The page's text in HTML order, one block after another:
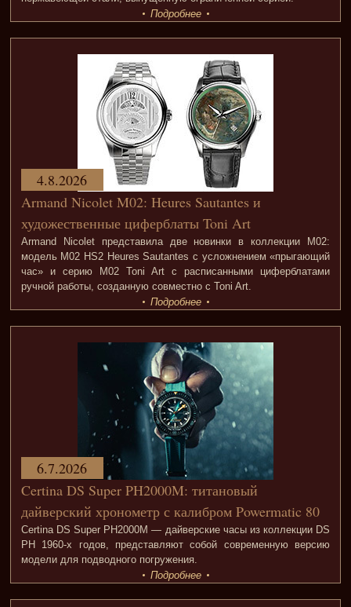
Подробнее
Armand Nicolet M02: Heures Sautantes и
художественные циферблаты Toni Art
Armand Nicolet представила две новинки в коллекции M02:
модель M02 HS2 Heures Sautantes с усложнением «прыгающий
час» и серию M02 Toni Art с расписанными циферблатами
ручной работы, созданную совместно с Toni Art.
4.8.2026
Подробнее
Certina DS Super PH2000M: титановый
дайверский хронометр с калибром Powermatic 80
Certina DS Super PH2000M — дайверские часы из коллекции DS
PH 1960-х годов, представляют собой современную версию
модели для подводного погружения.
6.7.2026
Подробнее